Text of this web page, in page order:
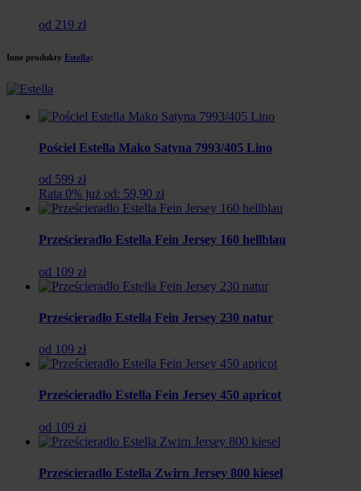
od 219 zł
Inne produkty Estella:
Pościel Estella Mako Satyna 7993/405 Lino
od 599 zł
Rata 0% już od: 59,90 zł
Prześcieradło Estella Fein Jersey 160 hellblau
od 109 zł
Prześcieradło Estella Fein Jersey 230 natur
od 109 zł
Prześcieradło Estella Fein Jersey 450 apricot
od 109 zł
Prześcieradło Estella Zwirn Jersey 800 kiesel